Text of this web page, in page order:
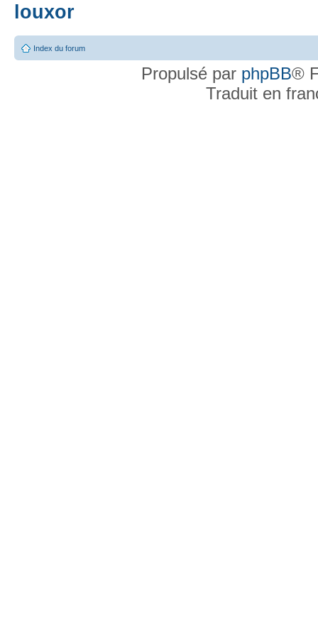
louxor
Index du forum
Propulsé par phpBB®
Traduit en